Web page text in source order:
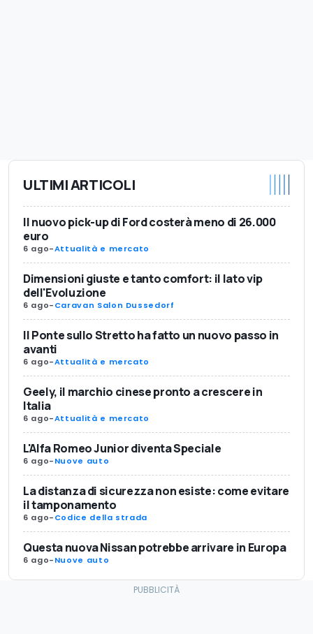
ULTIMI ARTICOLI
Il nuovo pick-up di Ford costerà meno di 26.000
euro
6 ago-Attualità e mercato
Dimensioni giuste e tanto comfort: il lato vip
dell'Evoluzione
6 ago-Caravan Salon Dussedorf
Il Ponte sullo Stretto ha fatto un nuovo passo in
avanti
6 ago-Attualità e mercato
Geely, il marchio cinese pronto a crescere in
Italia
6 ago-Attualità e mercato
L'Alfa Romeo Junior diventa Speciale
6 ago-Nuove auto
La distanza di sicurezza non esiste: come evitare
il tamponamento
6 ago-Codice della strada
Questa nuova Nissan potrebbe arrivare in Europa
6 ago-Nuove auto